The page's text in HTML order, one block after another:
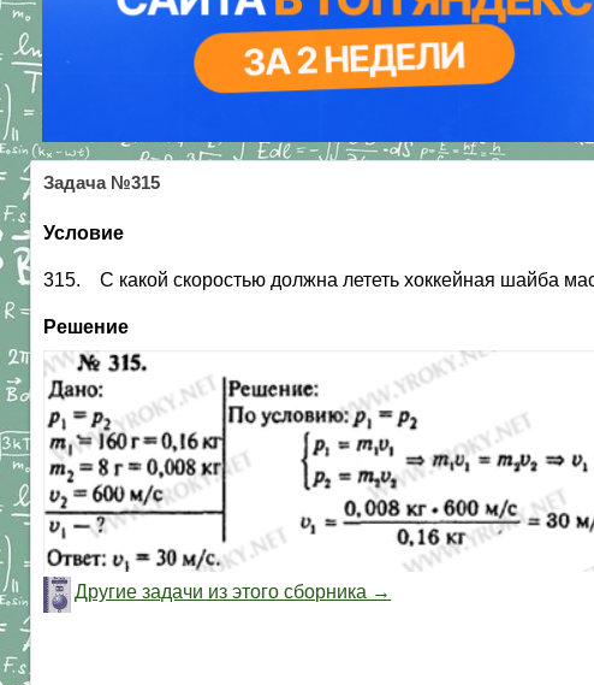
Задача №315
Условие
315. С какой скоростью должна лететь хоккейная шайба
Решение
Другие задачи из этого сборника →